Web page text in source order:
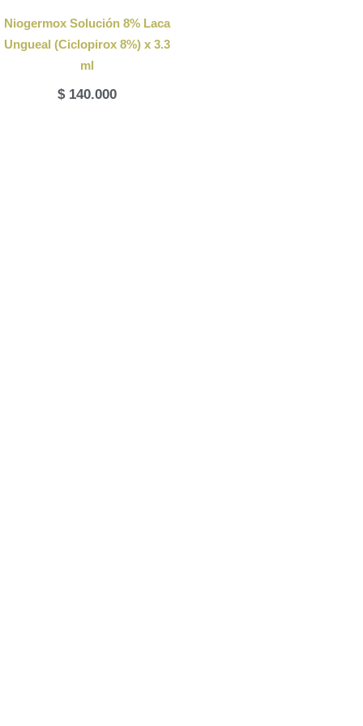
Niogermox Solución 8% Laca
Ungueal (Ciclopirox 8%) x 3.3
ml
$140.000